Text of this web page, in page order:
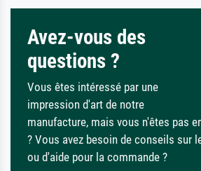
Avez-vous des
questions ?
Vous êtes intéressé par une
impression d'art de notre
manufacture, mais vous n'êtes pas
? Vous avez besoin de conseils sur
ou d'aide pour la commande ?